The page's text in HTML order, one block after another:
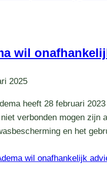
wil
2025
heeft 28 februari
verbonden mogen zijn
en het
wil onafhankelijk